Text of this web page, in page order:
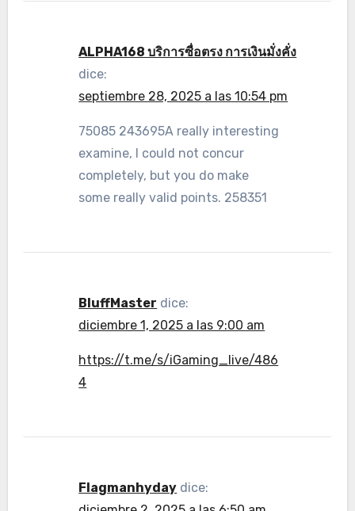
ALPHA168 บริการซื่อตรง การเงินมั่งคั่ง
dice:
septiembre 28, 2025 a las 10:54 pm
75085 243695A really interesting
examine, I could not concur
completely, but you do make
some really valid points. 258351
BluffMaster dice:
diciembre 1, 2025 a las 9:00 am
https://t.me/s/iGaming_live/486
4
Flagmanhyday dice: